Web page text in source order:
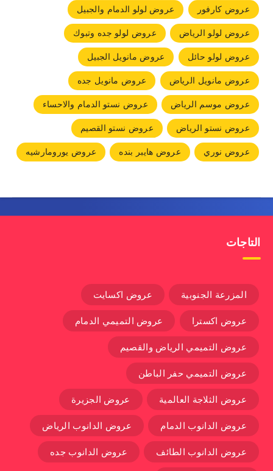
عروض كارفور
عروض لولو الدمام والجبيل
عروض لولو الرياض
عروض لولو جده وتبوك
عروض لولو حائل
عروض مانويل الجبيل
عروض مانويل الرياض
عروض مانويل جده
عروض موسم الرياض
عروض نستو الدمام والاحساء
عروض نستو الرياض
عروض نستو القصيم
عروض نوري
عروض هايبر بنده عروض يورومارشيه
التاجات
المزرعة الجنوبية عروض اكسايت
عروض اكسترا عروض التميمي الدمام
عروض التميمي الرياض والقصيم
عروض التميمي حفر الباطن
عروض الثلاجة العالمية عروض الجزيرة
عروض الدانوب الدمام عروض الدانوب الرياض
عروض الدانوب الطائف عروض الدانوب جده